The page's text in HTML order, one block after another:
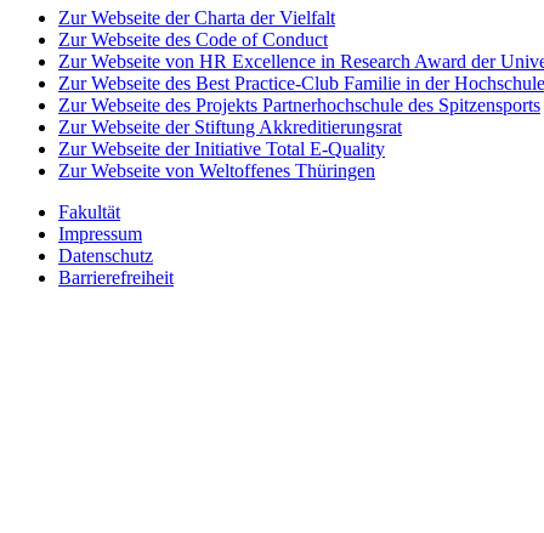
Zur Webseite der Charta der Vielfalt
Zur Webseite des Code of Conduct
Zur Webseite von HR Excellence in Research Award der
Zur Webseite des Best Practice-Club Familie in der Hochschule
Zur Webseite des Projekts Partnerhochschule des Spitzensports
Zur Webseite der Stiftung Akkreditierungsrat
Zur Webseite der Initiative Total E-Quality
Zur Webseite von Weltoffenes Thüringen
Fakultät
Impressum
Datenschutz
Barrierefreiheit